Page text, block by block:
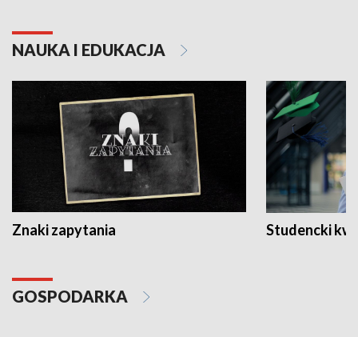
NAUKA I EDUKACJA
Znaki zapytania Studencki
GOSPODARKA